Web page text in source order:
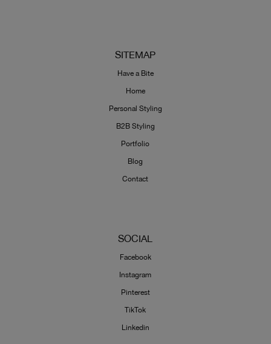
SITEMAP
Have a Bite
Home
Personal Styling
B2B Styling
Portfolio
Blog
Contact
SOCIAL
Facebook
Instagram
Pinterest
TikTok
Linkedin